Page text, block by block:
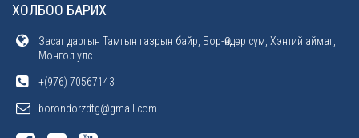
ХОЛБОО БАРИХ
Засаг даргын Тамгын газрын байр, Бор-Өндөр сум, Хэнтий аймаг,
Монгол улс
+(976) 70567143
borondorzdtg@gmail.com